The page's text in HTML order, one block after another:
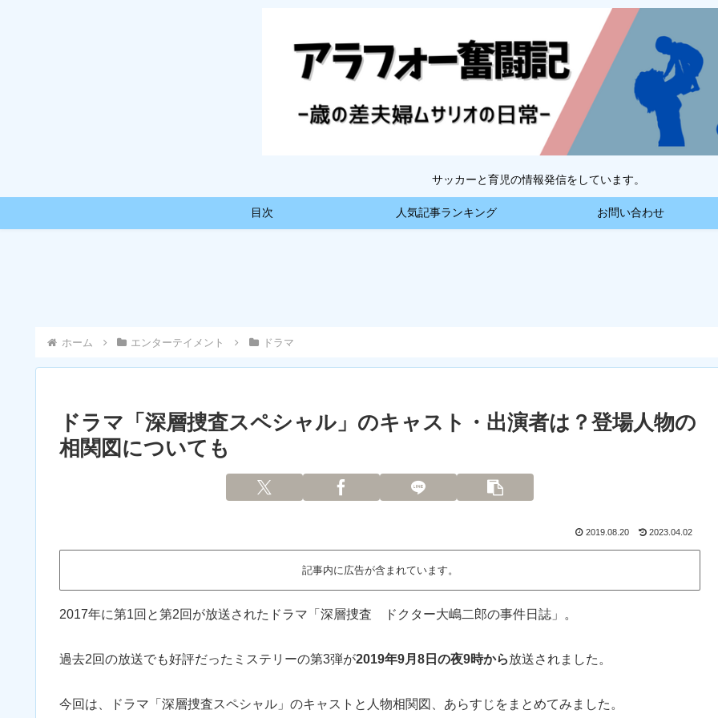
サッカーと育児の情報発信をしています。
目次 人気記事ランキング お問い合わせ
ホーム エンターテイメント ドラマ
ドラマ「深層捜査スペシャル」のキャスト・出演者は？登場人物の
相関図についても
2019.08.20 2023.04.02
記事内に広告が含まれています。
2017年に第1回と第2回が放送されたドラマ「深層捜査 ドクター大嶋二郎の事件日誌」。
過去2回の放送でも好評だったミステリーの第3弾が2019年9月8日の夜9時から放送されました。
今回は、ドラマ「深層捜査スペシャル」のキャストと人物相関図、あらすじをまとめてみました。